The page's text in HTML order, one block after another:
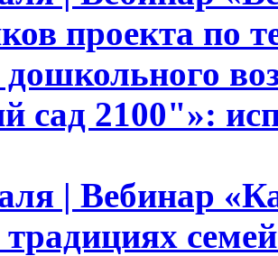
проекта по
дошкольного
сад 2100"»:
| Вебинар